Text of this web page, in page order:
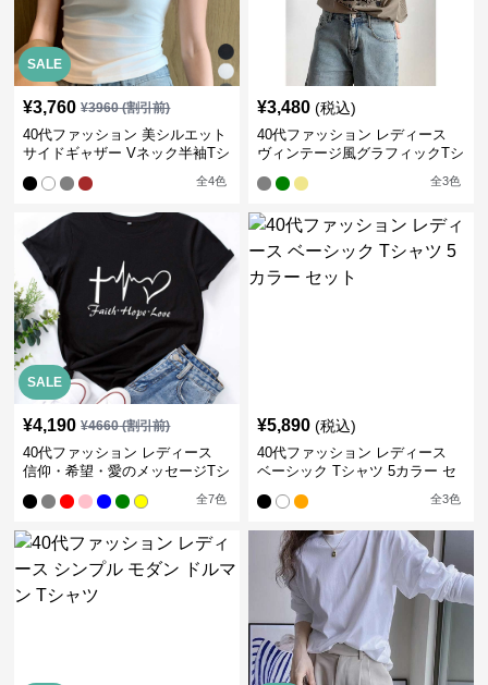
SALE
¥3,760 ¥3960(割引前)
40代ファッション 美シルエット
サイドギャザー Vネック半袖Tシ
全4色
¥3,480 (税込)
40代ファッション レディース
ヴィンテージ風グラフィックTシ
全3色
SALE
¥4,190 ¥4660(割引前)
40代ファッション レディース
信仰・希望・愛のメッセージTシ
全7色
¥5,890 (税込)
40代ファッション レディース
ベーシック Tシャツ 5カラー セ
全3色